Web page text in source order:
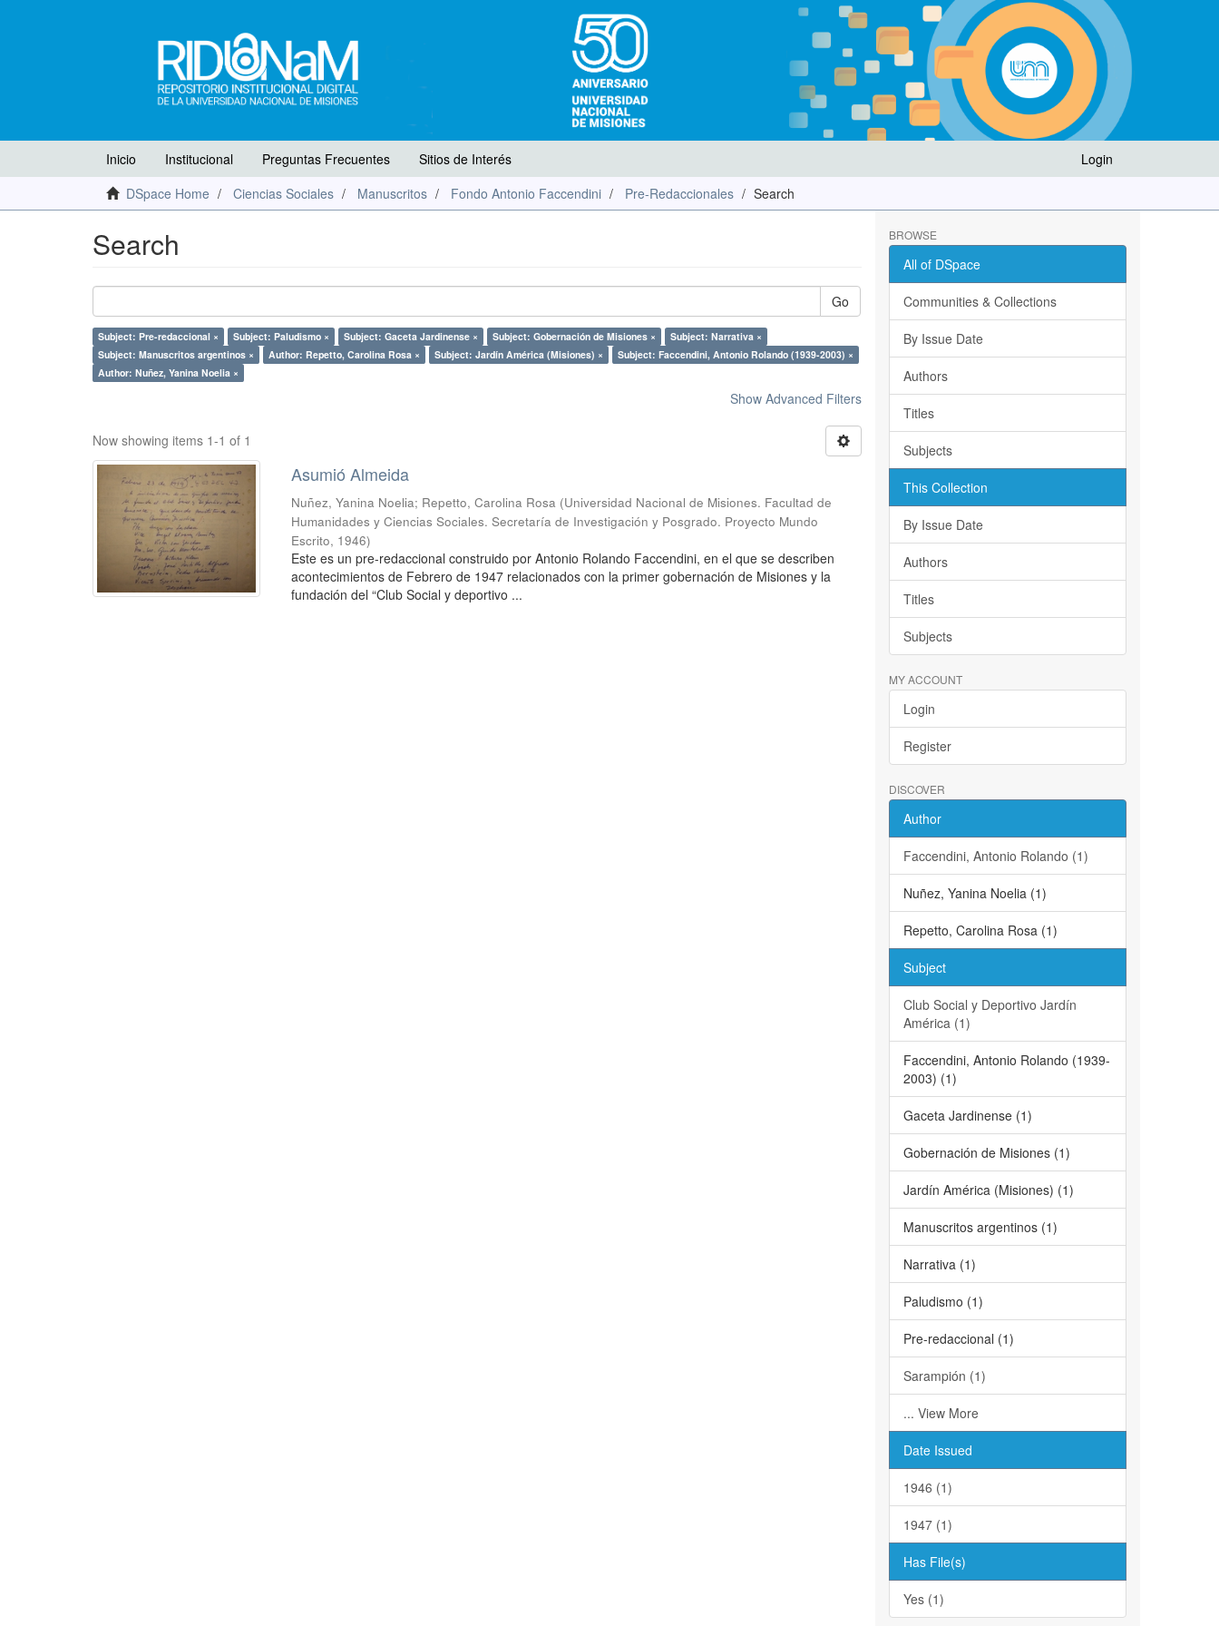
Login
Inicio Institucional Preguntas Frecuentes
Sitios de Interés
DSpace Home
Ciencias Sociales Manuscritos Fondo Antonio Faccendini Pre-Redaccionales Search
Search
Go
Subject: Pre-redaccional × Subject: Paludismo × Subject: Gaceta Jardinense × Subject: Gobernación de Misiones ×
Subject: Narrativa ×
Subject: Manuscritos argentinos ×
Author: Repetto, Carolina Rosa × Subject: Jardín América (Misiones) ×
Subject: Faccendini, Antonio Rolando (1939-2003) ×
Author: Nuñez, Yanina Noelia ×
Show Advanced Filters
Now showing items 1-1 of 1
Asumió Almeida
Nuñez, Yanina Noelia; Repetto, Carolina Rosa (Universidad Nacional de Misiones. Facultad de
Humanidades y Ciencias Sociales. Secretaría de Investigación y Posgrado. Proyecto Mundo
Escrito, 1946)
Este es un pre-redaccional construido por Antonio Rolando Faccendini, en el que se describen
acontecimientos de Febrero de 1947 relacionados con la primer gobernación de Misiones y la
fundación del “Club Social y deportivo ...
BROWSE
All of DSpace
Communities & Collections
By Issue Date
Authors
Titles
Subjects
This Collection
By Issue Date
Authors
Titles
Subjects
MY ACCOUNT
Login
Register
DISCOVER
Author
Faccendini, Antonio Rolando (1)
Nuñez, Yanina Noelia (1)
Repetto, Carolina Rosa (1)
Subject
Club Social y Deportivo Jardín
América (1)
Faccendini, Antonio Rolando (1939-
2003) (1)
Gaceta Jardinense (1)
Gobernación de Misiones (1)
Jardín América (Misiones) (1)
Manuscritos argentinos (1)
Narrativa (1)
Paludismo (1)
Pre-redaccional (1)
Sarampión (1)
... View More
Date Issued
1946 (1)
1947 (1)
Has File(s)
Yes (1)